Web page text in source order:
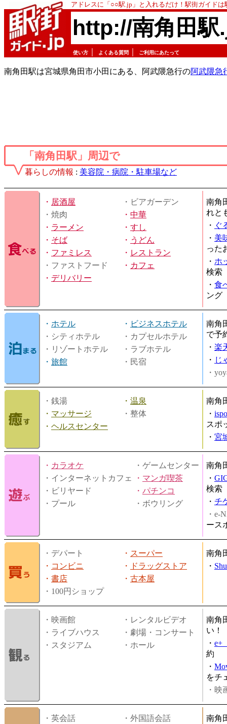
アドレスに「○○駅.jp」と入れるだけ！駅街ガイド
http://南角田駅
使い方 よくある質問 ご利用にあたって
南角田駅は宮城県角田市小田にある、阿武隈急行の阿武隈急
「南角田駅」周辺で
暮らしの情報 : 美容院・病院・駐車場など
・ 居酒屋
・ビアガーデン
・焼肉
・ 中華
・ ラーメン ・ すし
・ そば ・ うどん
・ ファミレス ・ レストラン
・ファストフード
・ カフェ
・ デリバリー
南角
れと
・ ぐ
・ 美
った
・ ホ
検索
・ 食
ング
・ ホテル ・ ビジネスホテル
・シティホテル
・カプセルホテル
・リゾートホテル
・ラブホテル
・ 旅館 ・民宿
南角
で予
・ 楽
・ じ
・
・銭湯 ・ 温泉
・ マッサージ
・整体
・ ヘルスセンター
南角
・
スポ
・ 宮
・ カラオケ
・ゲームセンター
・インターネットカフェ
・ マンガ喫茶
・ビリヤード
・ パチンコ
・プール
・ボウリング
南角
・
検索
・ チ
・e-
ース
・デパート ・ スーパー
・ コンビニ ・
ドラッグストア
・ 書店 ・ 古本屋
・100円ショップ
南角
・
・映画館
・レンタルビデオ
・ライブハウス
・劇場・コンサート
・スタジアム
・ホール
南角
い！
・ e+
約
・
をチ
・映
・英会話
・外国語会話
南角